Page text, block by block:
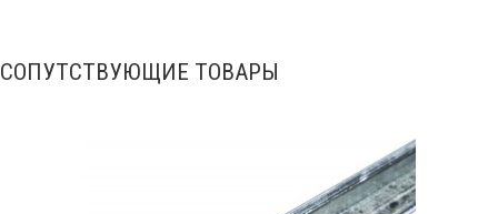
Ø50 мм Температура эксплуатации: от -40 до +60 °C
СОПУТСТВУЮЩИЕ ТОВАРЫ